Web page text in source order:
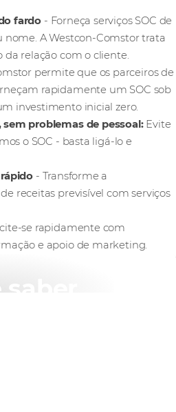
fardo - Forneça serviços SOC de
nome. A Westcon-Comstor trata
da relação com o cliente.
permite que os parceiros de
rapidamente um SOC sob
investimento inicial zero.
problemas de pessoal:Evite
o SOC - basta ligá-lo e
- Transforme a
receitas previsível com serviços
se rapidamente com
e apoio de marketing.